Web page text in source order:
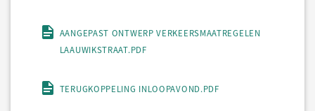
AANGEPAST ONTWERP VERKEERSMAATREGELEN
LAAUWIKSTRAAT.PDF
TERUGKOPPELING INLOOPAVOND.PDF